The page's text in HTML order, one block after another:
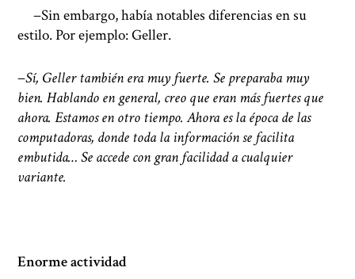
−Sin embargo, había notables diferencias en su
estilo. Por ejemplo: Geller.
−Sí, Geller también era muy fuerte. Se preparaba muy
bien. Hablando en general, creo que eran más fuertes que
ahora. Estamos en otro tiempo. Ahora es la época de las
computadoras, donde toda la información se facilita
embutida… Se accede con gran facilidad a cualquier
variante.
Enorme actividad